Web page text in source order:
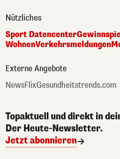
Nützliches
Sport Datencenter
WohnenVerkehrsmeldungen
Externe Angebote
NewsFlixGesundheitstrends.com
Topaktuell und direkt in
Der Heute-Newsletter.
Jetzt abonnieren